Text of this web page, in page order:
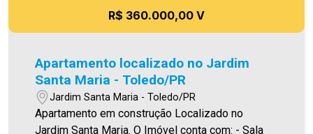
R$ 360.000,00 V
Apartamento localizado no Jardim
Santa Maria - Toledo/PR
Jardim Santa Maria - Toledo/PR
Apartamento em construção Localizado no
Jardim Santa Maria. O Imóvel conta com: - Sala